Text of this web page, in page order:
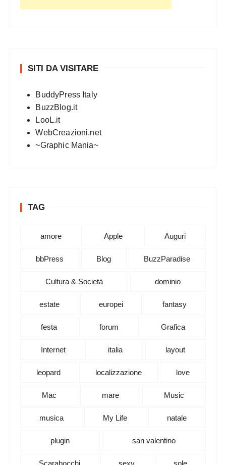
SITI DA VISITARE
BuddyPress Italy
BuzzBlog.it
LooL.it
WebCreazioni.net
~Graphic Mania~
TAG
amore Apple Auguri
bbPress Blog BuzzParadise
Cultura & Società dominio
estate europei fantasy
festa forum Grafica
Internet italia layout
leopard localizzazione love
Mac mare Music
musica My Life natale
plugin san valentino
Scarabocchi sexy sole